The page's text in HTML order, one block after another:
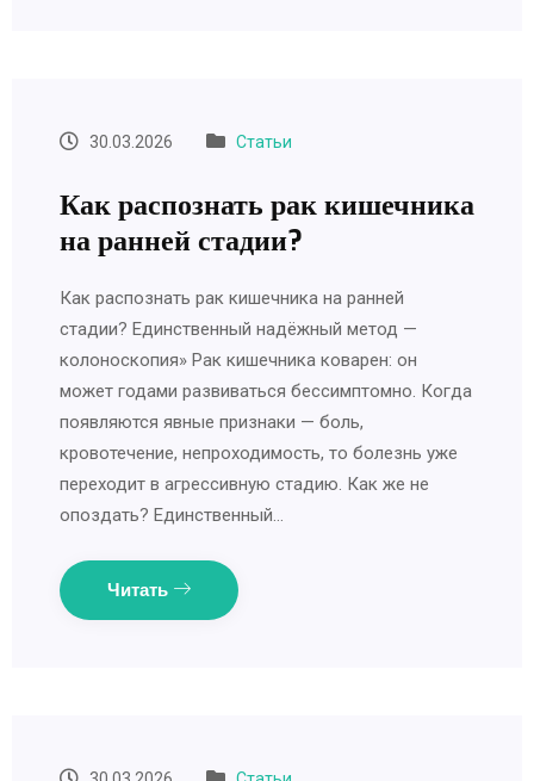
30.03.2026 Статьи
Как распознать рак кишечника
на ранней стадии?
Как распознать рак кишечника на ранней
стадии? Единственный надёжный метод —
колоноскопия» Рак кишечника коварен: он
может годами развиваться бессимптомно. Когда
появляются явные признаки — боль,
кровотечение, непроходимость, то болезнь уже
переходит в агрессивную стадию. Как же не
опоздать? Единственный…
Читать